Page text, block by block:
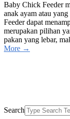
Baby Chick Feeder
anak ayam atau
Feeder dapat
merupakan pilihan
pakan yang lebar,
More →
Search